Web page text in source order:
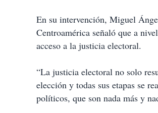
En su intervención, Miguel
Centroamérica señaló que a
acceso a la justicia electoral.
“La justicia electoral no solo
elección y todas sus etapas se
políticos, que son nada más y